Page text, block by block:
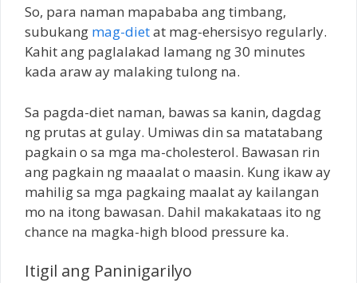
So, para naman mapababa ang timbang,
subukang mag-dietat mag-ehersisyo regularly.
Kahit ang paglalakad lamang ng 30 minutes
kada araw ay malaking tulong na.
Sa pagda-diet naman, bawas sa kanin, dagdag
ng prutas at gulay. Umiwas din sa matatabang
pagkain o sa mga ma-cholesterol. Bawasan rin
ang pagkain ng maaalat o maasin. Kung ikaw ay
mahilig sa mga pagkaing maalat ay kailangan
mo na itong bawasan. Dahil makakataas ito ng
chance na magka-high blood pressure ka.
Itigil ang Paninigarilyo